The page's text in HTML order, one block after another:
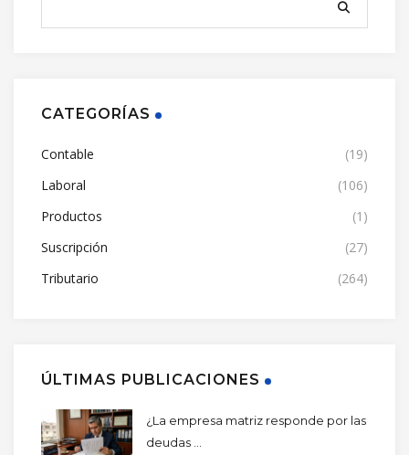
CATEGORÍAS
Contable
(19)
Laboral
(106)
Productos
(1)
Suscripción
(27)
Tributario
(264)
ÚLTIMAS PUBLICACIONES
¿La empresa matriz responde por las
deudas ...